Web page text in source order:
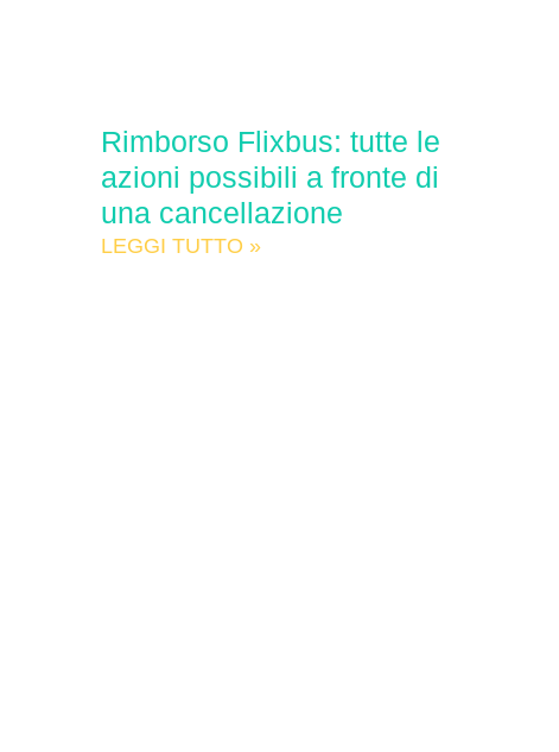
Rimborso Flixbus: tutte le
azioni possibili a fronte di
una cancellazione
LEGGI TUTTO »